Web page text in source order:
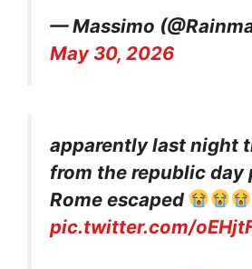
— Massimo
May 30, 2026
apparently last night
from the republic day
Rome escaped
pic.twitter.com/